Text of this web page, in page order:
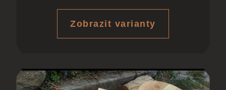
Zobrazit varianty